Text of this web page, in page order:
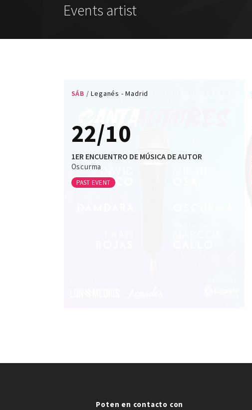
Events artist
SÁB Leganés - Madrid
22/10
1ER ENCUENTRO DE MÚSICA DE AUTOR
Oscurma
PAST EVENT
Poten en contacto con